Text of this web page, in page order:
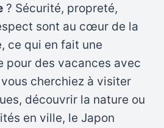
? Sécurité, propreté,
sont au cœur de la
ce qui en fait une
pour des vacances avec
cherchiez à visiter
découvrir la nature ou
en ville, le Japon